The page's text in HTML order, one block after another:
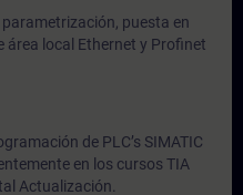
puesta en
área local Ethernet y Profinet
de PLC’s SIMATIC
en los cursos TIA
Actualización.